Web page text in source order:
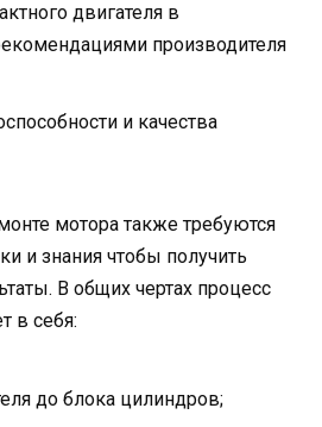
двигателя в
производителя
и качества
мотора также требуются
и знания чтобы получить
В общих чертах процесс
в себя:
до блока цилиндров;